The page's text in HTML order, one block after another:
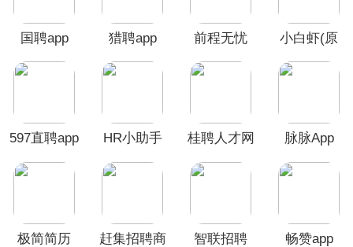
国聘app 猎聘app
前程无忧
小白虾(原
597直聘app
HR小助手
桂聘人才网
脉脉App
极简简历
赶集招聘商
智联招聘
畅赞app